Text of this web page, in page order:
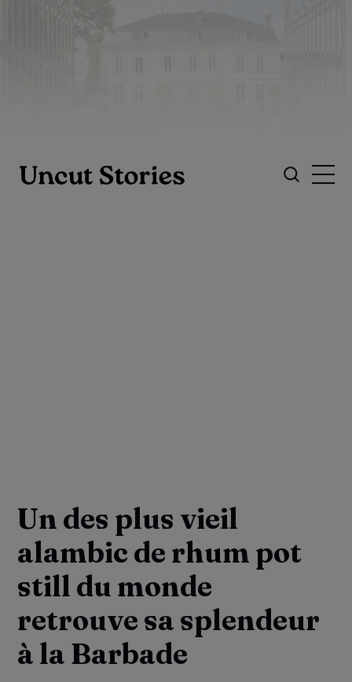
Un des plus vieil
alambic de rhum pot
still du monde
retrouve sa splendeur
à la Barbade